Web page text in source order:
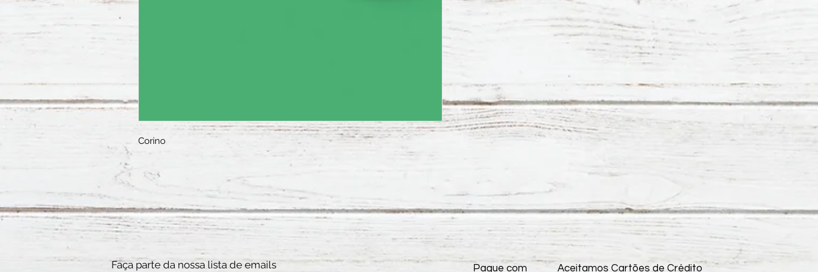
Corino
Faça parte da nossa lista de emails Pague com Aceitamos Cartões de Crédito